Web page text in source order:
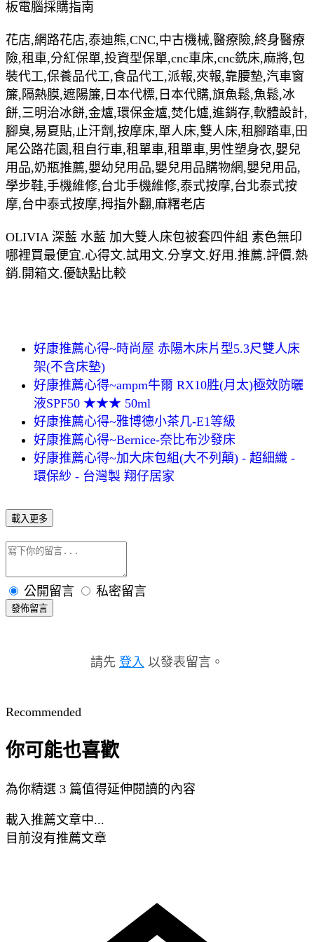
板電腦採購指南
花店,網路花店,泰迪熊,CNC,中古機械,醫療險,終身醫療
險,租車,分紅保單,投資型保單,cnc車床,cnc銑床,麻將,包
裝代工,保養品代工,食品代工,派報,夾報,靠腰墊,汽車窗
簾,隔熱膜,遮陽簾,日本代標,日本代購,旗魚鬆,魚鬆,冰
餅,三明治冰餅,金爐,環保金爐,焚化爐,進銷存,軟體設計,
腳臭,易夏貼,止汗劑,按摩床,單人床,雙人床,租腳踏車,田
尾公路花園,租自行車,租單車,租單車,男性塑身衣,嬰兒
用品,奶瓶推薦,嬰幼兒用品,嬰兒用品購物網,嬰兒用品,
學步鞋,手機維修,台北手機維修,泰式按摩,台北泰式按
摩,台中泰式按摩,拇指外翻,麻糬老店
OLIVIA 深藍 水藍 加大雙人床包被套四件組 素色無印
哪裡買最便宜.心得文.試用文.分享文.好用.推薦.評價.熱
銷.開箱文.優缺點比較
好康推薦心得~時尚屋 赤陽木床片型5.3尺雙人床
架(不含床墊)
好康推薦心得~ampm牛爾 RX10胜(月太)極效防曬
液SPF50 ★★★ 50ml
好康推薦心得~雅博德小茶几-E1等級
好康推薦心得~Bernice-奈比布沙發床
好康推薦心得~加大床包組(大不列顛) - 超細纖 -
環保紗 - 台灣製 翔仔居家
載入更多
公開留言 私密留言
發佈留言
請先 登入 以發表留言。
Recommended
你可能也喜歡
為你精選 3 篇值得延伸閱讀的內容
載入推薦文章中...
目前沒有推薦文章